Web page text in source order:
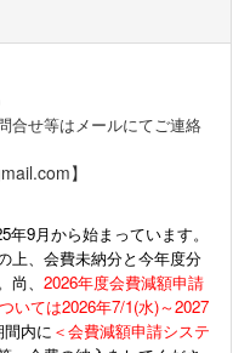
合せ等はメールにてご連絡
】
年9月から始まっています。
上、会費未納分と今年度分
、 2026年度会費減額申請
いては2026年7/1(水)～2027
内に ＜会費減額申請システ